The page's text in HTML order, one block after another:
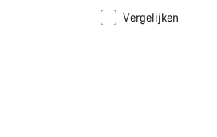
Vergelijken